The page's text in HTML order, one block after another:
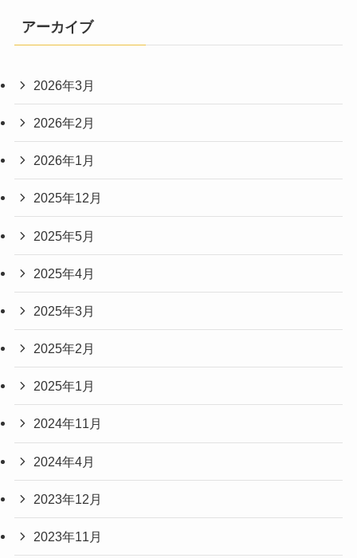
アーカイブ
2026年3月
2026年2月
2026年1月
2025年12月
2025年5月
2025年4月
2025年3月
2025年2月
2025年1月
2024年11月
2024年4月
2023年12月
2023年11月